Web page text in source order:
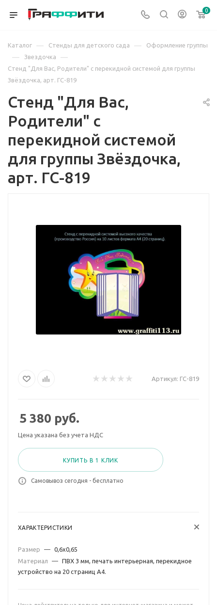
0
Каталог — Стенды для детского сада — Оформление группы
— Звездочка —
Стенд "Для Вас, Родители" с перекидной системой для группы
Звёздочка, арт. ГС-819
Стенд "Для Вас,
Родители" с
перекидной системой
для группы Звёздочка,
арт. ГС-819
Артикул: ГС-819
5 380 руб.
Цена указана без учета НДС
КУПИТЬ В 1 КЛИК
Самовывоз сегодня - бесплатно
ХАРАКТЕРИСТИКИ
Размер — 0,6х0,65
Материал
— ПВХ 3 мм, печать интерьерная, перекидное
устройство на 20 страниц А4.